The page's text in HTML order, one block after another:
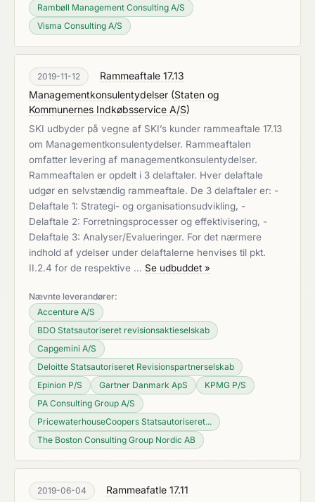
Rambøll Management Consulting A/S
Visma Consulting A/S
2019-11-12
Rammeaftale 17.13
Managementkonsulentydelser (Staten og
Kommunernes Indkøbsservice A/S)
SKI udbyder på vegne af SKI’s kunder rammeaftale 17.13
om Managementkonsulentydelser. Rammeaftalen
omfatter levering af managementkonsulentydelser.
Rammeaftalen er opdelt i 3 delaftaler. Hver delaftale
udgør en selvstændig rammeaftale. De 3 delaftaler er: -
Delaftale 1: Strategi- og organisationsudvikling, -
Delaftale 2: Forretningsprocesser og effektivisering, -
Delaftale 3: Analyser/Evalueringer. For det nærmere
indhold af ydelser under delaftalerne henvises til pkt.
II.2.4 for de respektive … Se udbuddet »
Nævnte leverandører:
Accenture A/S
BDO Statsautoriseret revisionsaktieselskab
Capgemini A/S
Deloitte Statsautoriseret Revisionspartnerselskab
Epinion P/S
Gartner Danmark ApS
KPMG P/S
PA Consulting Group A/S
PricewaterhouseCoopers Statsautoriseret...
The Boston Consulting Group Nordic AB
2019-06-04
Rammeafatle 17.11